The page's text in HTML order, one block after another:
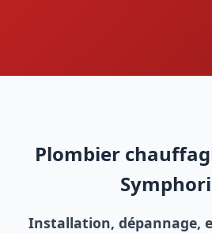
Plombier
Installation, dépannage,